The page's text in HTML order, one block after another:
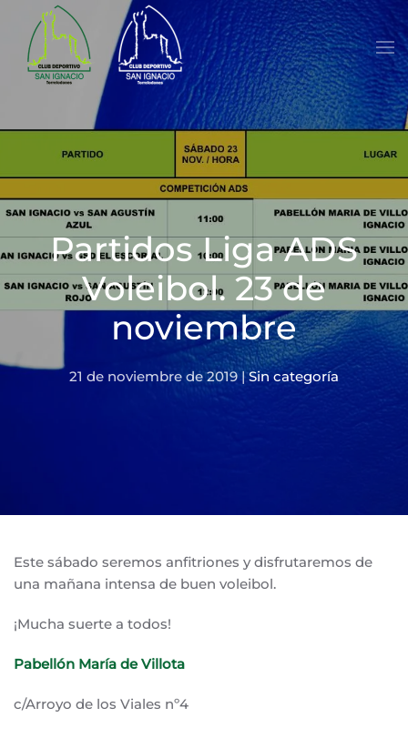
Skip to main content
Partidos Liga ADS
Voleibol. 23 de
noviembre
21 de noviembre de 2019|Sin categoría
Este sábado seremos anfitriones y disfrutaremos de
una mañana intensa de buen voleibol.
¡Mucha suerte a todos!
Pabellón María de Villota
c/Arroyo de los Viales nº4